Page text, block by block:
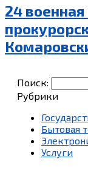
24
Поиск:
Рубрики
Бытовая
Услуги